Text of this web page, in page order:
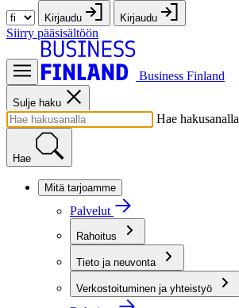
Kirjaudu Kirjaudu
Siirry pääsisältöön
Business Finland
Sulje haku
Hae hakusanalla
Hae
Mitä tarjoamme
Palvelut
Rahoitus
Tieto ja neuvonta
Verkostoituminen ja yhteistyö